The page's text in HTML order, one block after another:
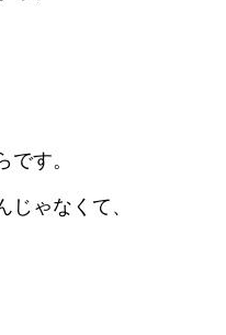
す。
ゃなくて、